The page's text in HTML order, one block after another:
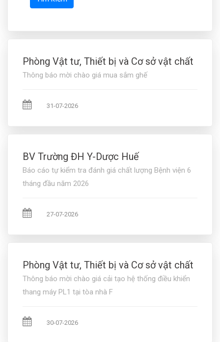
Phòng Vật tư, Thiết bị và Cơ sở vật chất
Thông báo mời chào giá mua sắm ghế
31-07-2026
BV Trường ĐH Y-Dược Huế
Báo cáo tự kiểm tra đánh giá chất lượng Bệnh viện 6
tháng đầu năm 2026
27-07-2026
Phòng Vật tư, Thiết bị và Cơ sở vật chất
Thông báo mời chào giá cải tạo hệ thống điều khiển
thang máy PL1 tại tòa nhà F
30-07-2026